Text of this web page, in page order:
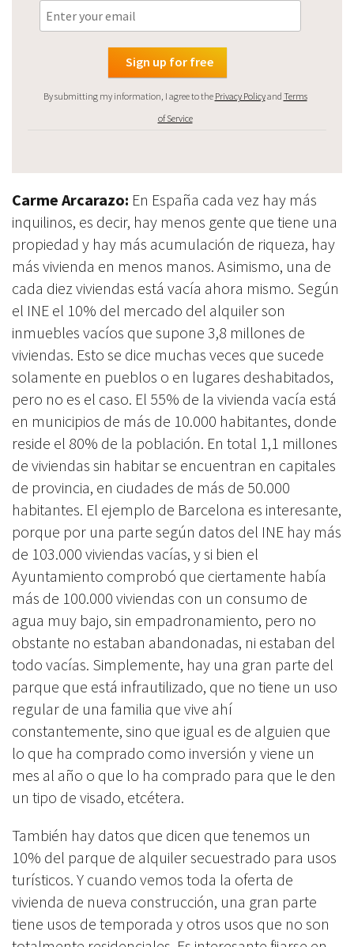
By submitting my information, I agree to the Privacy Policyand Terms
of Service
Carme Arcarazo: En España cada vez hay más
inquilinos, es decir, hay menos gente que tiene una
propiedad y hay más acumulación de riqueza, hay
más vivienda en menos manos. Asimismo, una de
cada diez viviendas está vacía ahora mismo. Según
el INE el 10% del mercado del alquiler son
inmuebles vacíos que supone 3,8 millones de
viviendas. Esto se dice muchas veces que sucede
solamente en pueblos o en lugares deshabitados,
pero no es el caso. El 55% de la vivienda vacía está
en municipios de más de 10.000 habitantes, donde
reside el 80% de la población. En total 1,1 millones
de viviendas sin habitar se encuentran en capitales
de provincia, en ciudades de más de 50.000
habitantes. El ejemplo de Barcelona es interesante,
porque por una parte según datos del INE hay más
de 103.000 viviendas vacías, y si bien el
Ayuntamiento comprobó que ciertamente había
más de 100.000 viviendas con un consumo de
agua muy bajo, sin empadronamiento, pero no
obstante no estaban abandonadas, ni estaban del
todo vacías. Simplemente, hay una gran parte del
parque que está infrautilizado, que no tiene un uso
regular de una familia que vive ahí
constantemente, sino que igual es de alguien que
lo que ha comprado como inversión y viene un
mes al año o que lo ha comprado para que le den
un tipo de visado, etcétera.
También hay datos que dicen que tenemos un
10% del parque de alquiler secuestrado para usos
turísticos. Y cuando vemos toda la oferta de
vivienda de nueva construcción, una gran parte
tiene usos de temporada y otros usos que no son